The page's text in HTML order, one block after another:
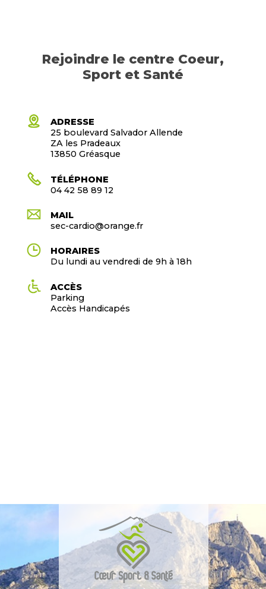
Rejoindre le centre Coeur,
Sport et Santé
ADRESSE
25 boulevard Salvador Allende
ZA les Pradeaux
13850 Gréasque
TÉLÉPHONE
04 42 58 89 12
MAIL
sec-cardio@orange.fr
HORAIRES
Du lundi au vendredi de 9h à 18h
ACCÈS
Parking
Accès Handicapés